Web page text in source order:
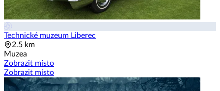
Technické muzeum Liberec
2.5 km
Muzea
Zobrazit místo
Zobrazit místo